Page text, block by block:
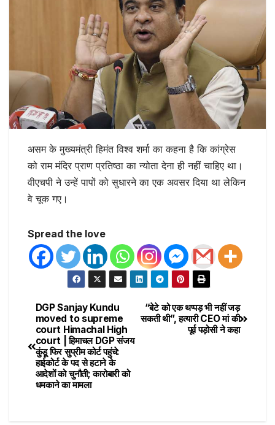
असम के मुख्यमंत्री हिमंत विश्व शर्मा का कहना है कि कांग्रेस
को राम मंदिर प्राण प्रतिष्ठा का न्योता देना ही नहीं चाहिए था।
वीएचपी ने उन्हें पापों को सुधारने का एक अवसर दिया था लेकिन
वे चूक गए।
Spread the love
“बेटे को एक थप्पड़ भी नहीं जड़
सकती थी”, हत्यारी CEO मां की
पूर्व पड़ोसी ने कहा
DGP Sanjay Kundu
moved to supreme
court Himachal High
court | हिमाचल DGP संजय
कुंडू फिर सुप्रीम कोर्ट पहुंचे:
हाईकोर्ट के पद से हटाने के
आदेशों को चुनौती; कारोबारी को
धमकाने का मामला